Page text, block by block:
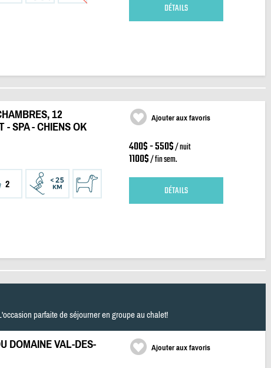
DÉTAILS
12
- SPA - CHIENS OK
2
Ajouter aux favoris
400$ - 550$/ nuit
1100$/ fin sem.
DÉTAILS
parfaite de séjourner en groupe au chalet!
DOMAINE VAL-DES-
Ajouter aux favoris